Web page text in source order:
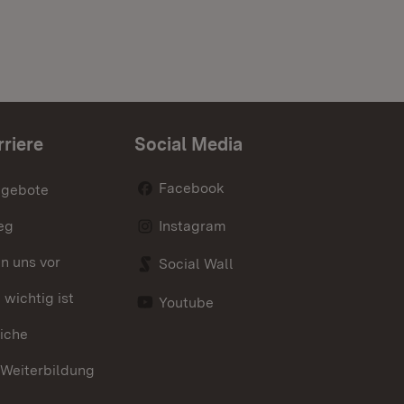
uns vor
wichtig ist
Social Media
Facebook
Instagram
Social Wall
Youtube